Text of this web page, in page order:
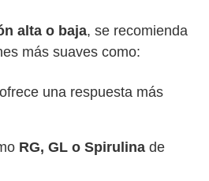
alta o baja, se recomienda
más suaves como:
una respuesta más
RG, GL o Spirulina de